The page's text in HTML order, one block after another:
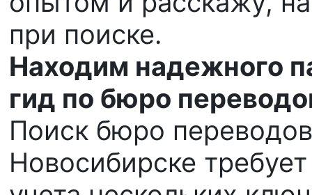
при поиске.
Находим надежного
гид по бюро
Поиск бюро
Новосибирске